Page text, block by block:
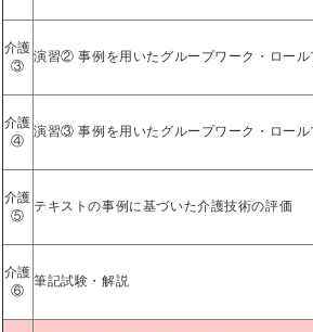
介護
③
演習② 事例を用いたグループワーク・ロール
介護
④
演習③ 事例を用いたグループワーク・ロール
介護
⑤
テキストの事例に基づいた介護技術の評価
介護
⑥
筆記試験・解説